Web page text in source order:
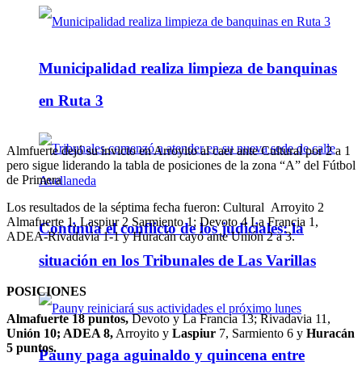
Municipalidad realiza limpieza de banquinas
en Ruta 3
Continúa el conflicto de los judiciales: la
situación en los Tribunales de Las Varillas
Pauny paga aguinaldo y quincena entre
Almfuerte dejó su invicto en Arroyito al caer ante Cultural por 2 a 1
pero sigue liderando la tabla de posiciones de la zona “A” del Fútbol
de Primera
Los resultados de la séptima fecha fueron: Cultural Arroyito 2
Almafuerte 1, Laspiur 2 Sarmiento 1; Devoto 4 La Francia 1,
ADEA-Rivadavia 1-1 y Huracán cayó ante Unión 2 a 3.
POSICIONES
Almafuerte 18 puntos,Devoto y La Francia 13; Rivadavia 11,
Unión 10; ADEA 8, Arroyito y Laspiur 7, Sarmiento 6 y Huracán
5 puntos.